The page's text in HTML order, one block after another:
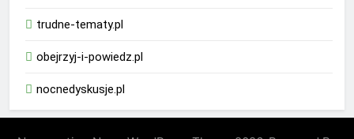
trudne-tematy.pl
obejrzyj-i-powiedz.pl
nocnedyskusje.pl